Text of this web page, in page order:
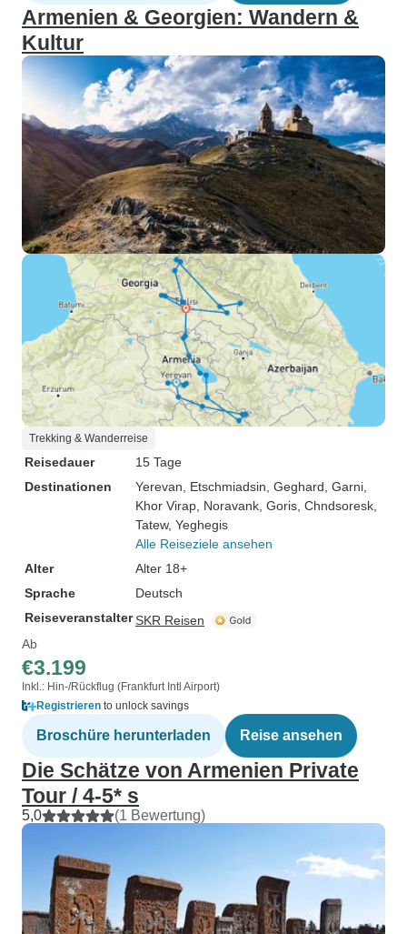
Armenien & Georgien: Wandern &
Kultur
Trekking & Wanderreise
Reisedauer
15 Tage
Destinationen
Yerevan , Etschmiadsin , Geghard , Garni
Khor Virap , Noravank , Goris , Chndsoresk
Tatew, Yeghegis
Alle Reiseziele ansehen
Alter
Alter 18+
Sprache
Deutsch
ReiseveranstalterSKR Reisen
Ab
€3.199
Inkl.: Hin-/Rückflug (Frankfurt Intl Airport)
Registrieren to unlock savings
Broschüre herunterladen Reise ansehen
Die Schätze von Armenien Private
Tour / 4-5* s
5,0 (1 Bewertung)